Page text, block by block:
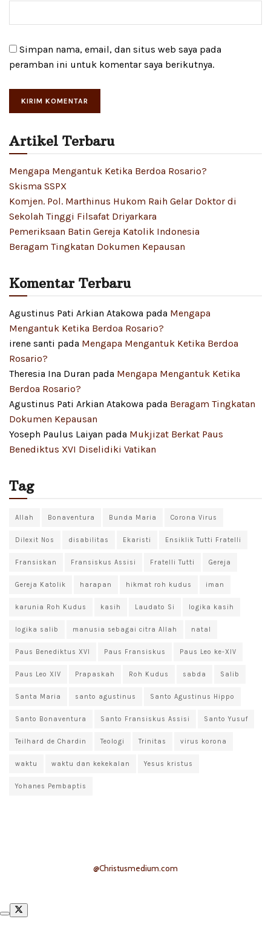
Simpan nama, email, dan situs web saya pada
peramban ini untuk komentar saya berikutnya.
Artikel Terbaru
Mengapa Mengantuk Ketika Berdoa Rosario?
Skisma SSPX
Komjen. Pol. Marthinus Hukom Raih Gelar Doktor di
Sekolah Tinggi Filsafat Driyarkara
Pemeriksaan Batin Gereja Katolik Indonesia
Beragam Tingkatan Dokumen Kepausan
Komentar Terbaru
Agustinus Pati Arkian Atakowa pada Mengapa
Mengantuk Ketika Berdoa Rosario?
irene santi pada Mengapa Mengantuk Ketika Berdoa
Rosario?
Theresia Ina Duran pada Mengapa Mengantuk Ketika
Berdoa Rosario?
Agustinus Pati Arkian Atakowa pada Beragam Tingkatan
Dokumen Kepausan
Yoseph Paulus Laiyan pada Mukjizat Berkat Paus
Benediktus XVI Diselidiki Vatikan
Tag
Allah Bonaventura Bunda Maria Corona Virus
Dilexit Nos disabilitas Ekaristi Ensiklik Tutti Fratelli
Fransiskan Fransiskus Assisi Fratelli Tutti Gereja
Gereja Katolik harapan hikmat roh kudus iman
karunia Roh Kudus kasih Laudato Si logika kasih
logika salib manusia sebagai citra Allah natal
Paus Benediktus XVI Paus Fransiskus Paus Leo ke-XIV
Paus Leo XIV Prapaskah Roh Kudus sabda Salib
Santa Maria santo agustinus Santo Agustinus Hippo
Santo Bonaventura Santo Fransiskus Assisi Santo Yusuf
Teilhard de Chardin Teologi Trinitas virus korona
waktu waktu dan kekekalan Yesus kristus
Yohanes Pembaptis
@Christusmedium.com